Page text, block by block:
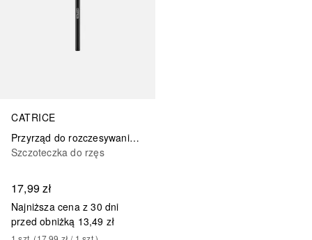
CATRICE
Przyrząd do rozczesywania rzęs Catrice Lash Separator
Szczoteczka do rzęs
17,99 zł
Najniższa cena z 30 dni
przed obniżką 13,49 zł